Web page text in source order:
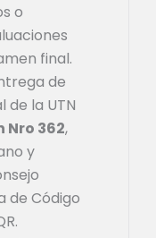
o
final.
de
de la UTN
Nro 362,
y
de Código